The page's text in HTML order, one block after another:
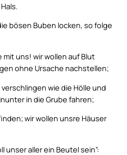
bösen Buben locken, so folge
mit uns! wir wollen auf Blut
ohne Ursache nachstellen;
wie die Hölle und
in die Grube fahren;
wir wollen unsre Häuser
unser aller ein Beutel sein”: